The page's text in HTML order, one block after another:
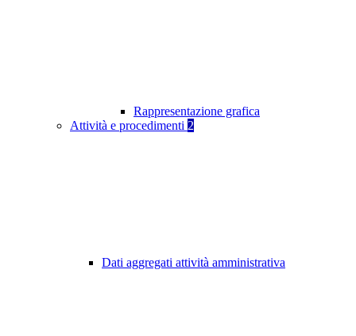
Rappresentazione grafica
Attività e procedimenti 2
Dati aggregati attività amministrativa